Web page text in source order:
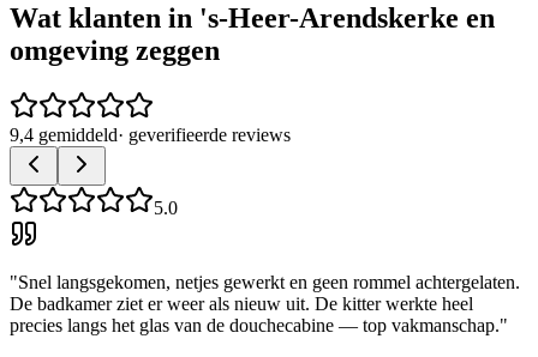
Wat klanten in 's-Heer-Arendskerke en
omgeving zeggen
9,4 gemiddeld· geverifieerde reviews
5.0
"Snel langsgekomen, netjes gewerkt en geen rommel achtergelaten.
De badkamer ziet er weer als nieuw uit. De kitter werkte heel
precies langs het glas van de douchecabine — top vakmanschap."